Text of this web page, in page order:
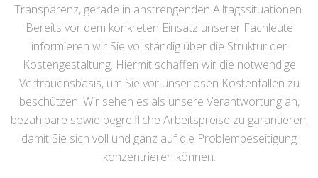
Transparenz, gerade in anstrengenden Alltagssituationen.
Bereits vor dem konkreten Einsatz unserer Fachleute
informieren wir Sie vollständig über die Struktur der
Kostengestaltung. Hiermit schaffen wir die notwendige
Vertrauensbasis, um Sie vor unseriösen Kostenfallen zu
beschützen. Wir sehen es als unsere Verantwortung an,
bezahlbare sowie begreifliche Arbeitspreise zu garantieren,
damit Sie sich voll und ganz auf die Problembeseitigung
konzentrieren können.